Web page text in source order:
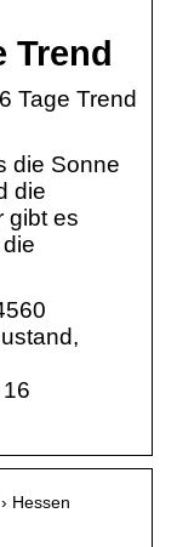
Trend
Tage Trend
die Sonne
die
gibt es
Hessen